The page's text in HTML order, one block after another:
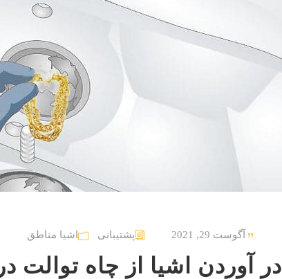
آگوست 29, 2021 پشتیبانی اشیا مناطق
در آوردن اشیا از چاه توالت